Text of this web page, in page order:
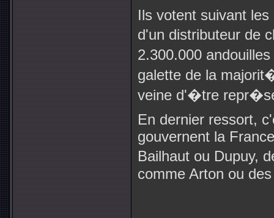
Ils votent suivant
d'un distributeur de
2.300.000
galette de la
veine d'�tre
En dernier ressort,
gouvernent la
Bailhaut ou Dupuy,
comme Arton ou